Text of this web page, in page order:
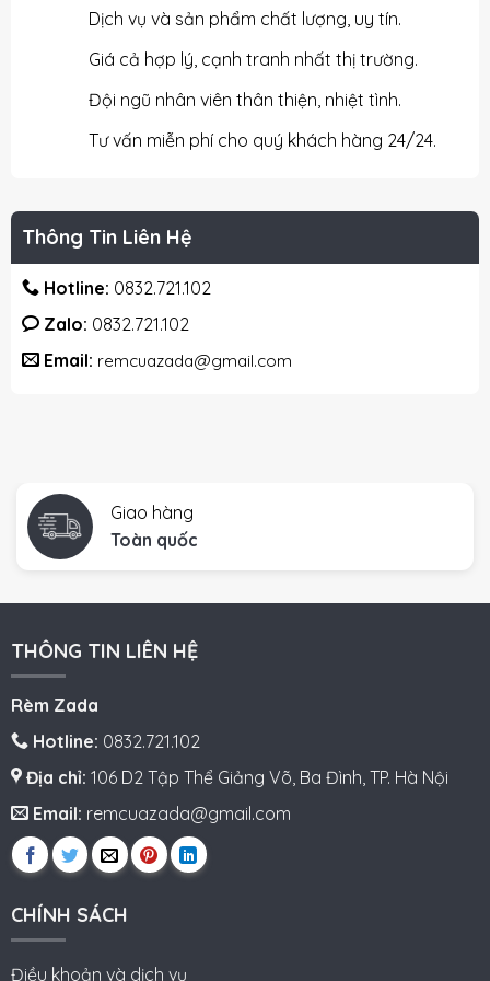
Dịch vụ và sản phẩm chất lượng, uy tín.
Giá cả hợp lý, cạnh tranh nhất thị trường.
Đội ngũ nhân viên thân thiện, nhiệt tình.
Tư vấn miễn phí cho quý khách hàng 24/24.
Thông Tin Liên Hệ
Hotline: 0832.721.102
Zalo: 0832.721.102
Email: remcuazada@gmail.com
Giao hàng
Toàn quốc
THÔNG TIN LIÊN HỆ
Rèm Zada
Hotline: 0832.721.102
Địa chỉ: 106 D2 Tập Thể Giảng Võ, Ba Đình, TP. Hà Nội
Email: remcuazada@gmail.com
CHÍNH SÁCH
Điều khoản và dịch vụ